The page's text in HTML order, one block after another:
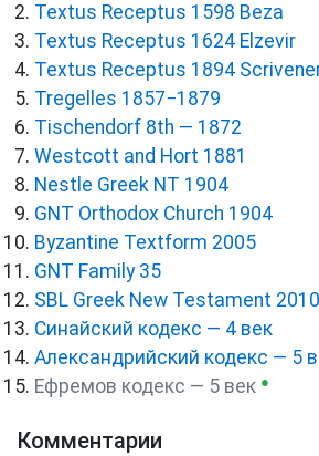
Textus Receptus 1598 Beza
Textus Receptus 1624 Elzevir
Textus Receptus 1894
Tregelles 1857−1879
Tischendorf 8th — 1872
Westcott and Hort 1881
Nestle Greek NT 1904
GNT Orthodox Church 1904
Byzantine Textform 2005
GNT Family 35
SBL Greek New Testament 2010
Синайский кодекс — 4 век
Александрийский кодекс — 5
Ефремов кодекс — 5 век ●
Комментарии